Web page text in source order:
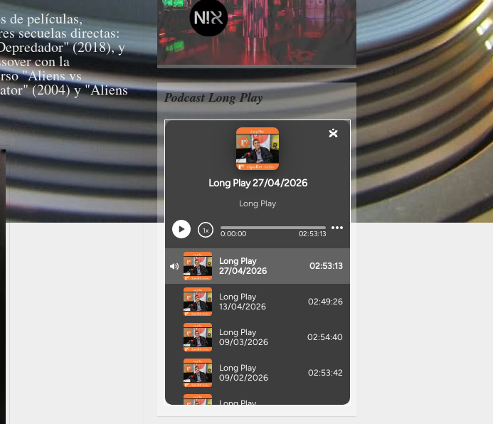
de películas,
secuelas directas:
(2018), y
con la
"Aliens vs
(2004) y "Aliens Podcast Long Play